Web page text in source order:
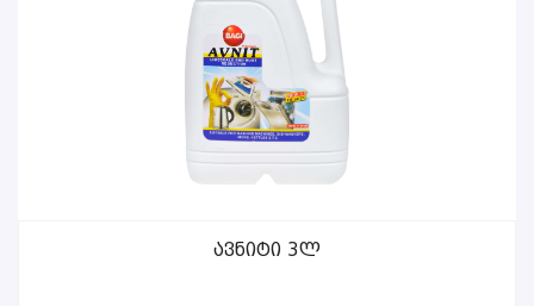
ᲕᲠᲪᲚᲐᲓ
Ავნიტი 3ლ